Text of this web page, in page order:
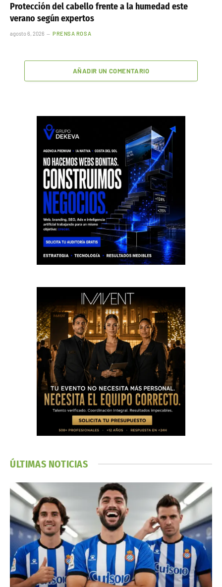
Protección del cabello frente a la humedad este
verano según expertos
agosto 6, 2026 PRENSA ROSA
AÑADIR UN COMENTARIO
ÚLTIMAS NOTICIAS